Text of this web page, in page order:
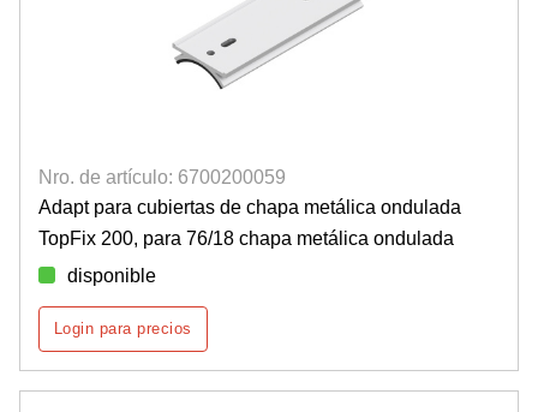
Nro. de artículo: 6700200059
Adapt para cubiertas de chapa metálica ondulada
TopFix 200, para 76/18 chapa metálica ondulada
disponible
Login para precios